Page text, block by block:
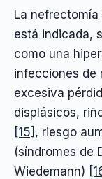
La
está indicada,
como una
infecciones de
excesiva
displásicos,
[15] , riesgo
(síndromes de
Wiedemann)